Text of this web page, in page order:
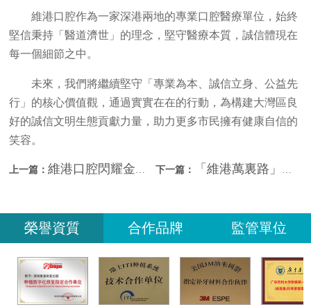
維港口腔作為一家深港兩地的專業口腔醫療單位，始終
堅信秉持「醫道濟世」的理念，堅守醫療本質，誠信體現在
每一個細節之中。
未來，我們將繼續堅守「專業為本、誠信立身、公益先
行」的核心價值觀，通過實實在在的行動，為構建大灣區良
好的誠信文明生態貢獻力量，助力更多市民擁有健康自信的
笑容。
上一篇：維港口腔閃耀金光華美食節：專業醫療與暖心服務完美融合 下一篇： 「維港萬裏路」新篇章——走進香港深水埗，守護街巷裏的開懷笑容
榮譽資質 合作品牌 監管單位